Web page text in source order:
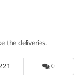
the deliveries.
0